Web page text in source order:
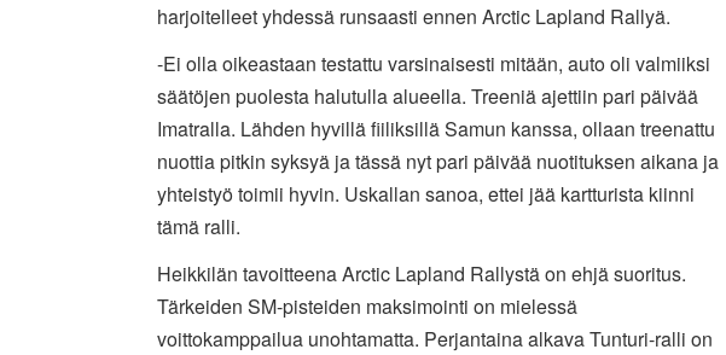
harjoitelleet yhdessä runsaasti ennen Arctic Lapland Rallyä.
-Ei olla oikeastaan testattu varsinaisesti mitään, auto oli valmiiksi
säätöjen puolesta halutulla alueella. Treeniä ajettiin pari päivää
Imatralla. Lähden hyvillä fiiliksillä Samun kanssa, ollaan treenattu
nuottia pitkin syksyä ja tässä nyt pari päivää nuotituksen aikana ja
yhteistyö toimii hyvin. Uskallan sanoa, ettei jää kartturista kiinni
tämä ralli.
Heikkilän tavoitteena Arctic Lapland Rallystä on ehjä suoritus.
Tärkeiden SM-pisteiden maksimointi on mielessä
voittokamppailua unohtamatta. Perjantaina alkava Tunturi-ralli on